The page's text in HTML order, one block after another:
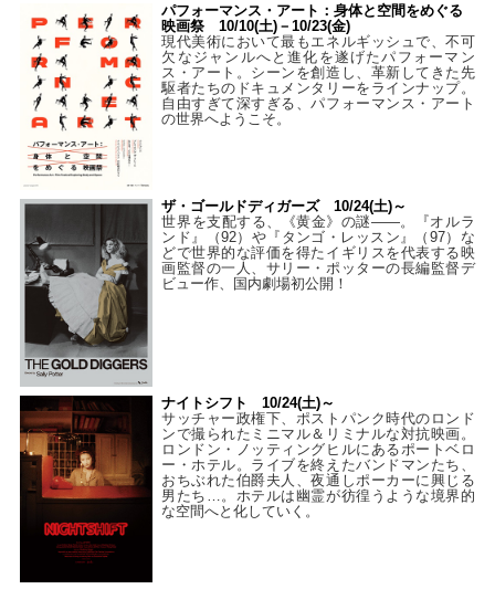
パフォーマンス・アート：身体と空間をめぐる
映画祭 10/10(土)－10/23(金)
現代美術において最もエネルギッシュで、不可
欠なジャンルへと進化を遂げたパフォーマン
ス・アート。シーンを創造し、革新してきた先
駆者たちのドキュメンタリーをラインナップ。
自由すぎて深すぎる、パフォーマンス・アート
の世界へようこそ。
ザ・ゴールドディガーズ 10/24(土)～
世界を支配する、《黄金》の謎――。『オルラ
ンド』（92）や『タンゴ・レッスン』（97）な
どで世界的な評価を得たイギリスを代表する映
画監督の一人、サリー・ポッターの長編監督デ
ビュー作、国内劇場初公開！
ナイトシフト 10/24(土)～
サッチャー政権下、ポストパンク時代のロンド
ンで撮られたミニマル＆リミナルな対抗映画。
ロンドン・ノッティングヒルにあるポートベロ
ー・ホテル。ライブを終えたバンドマンたち、
おちぶれた伯爵夫人、夜通しポーカーに興じる
男たち…。ホテルは幽霊が彷徨うような境界的
な空間へと化していく。